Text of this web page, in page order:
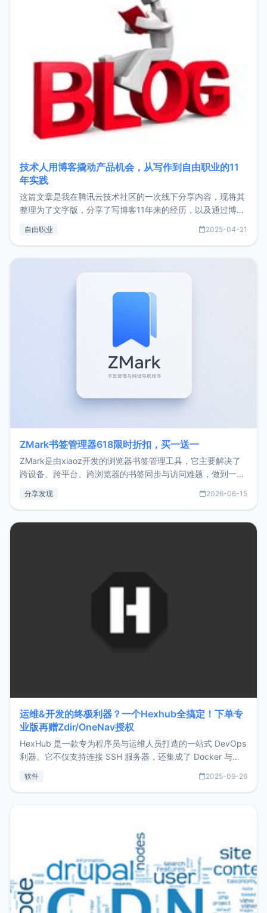
技术人用博客撬动产品机会，从写作到自由职业的11
年实践
这篇文章是我在腾讯云技术社区的一次线下分享内容，现将其
整理为了文字版，分享了写博客11年来的经历，以及通过博客
了我的首个产品ImgURL的真实数据和产品现状。自我介绍大
自由职业 2025-04-21
ZMark书签管理器618限时折扣，买一送一
ZMark是由xiaoz开发的浏览器书签管理工具，它主要解决了
跨设备、跨平台、跨浏览器的书签同步与访问难题，做到一处
用，让管理更高效。ZMark官网地址：
分享发现 2026-06-15
运维&开发的终极利器？一个Hexhub全搞定！下单专
业版再赠Zdir/OneNav授权
HexHub 是一款专为程序员与运维人员打造的一站式 DevOps
利器。它不仅支持连接 SSH 服务器，还集成了 Docker 与常
件间频繁切换，仅凭 HexHub 即可同时搞定运维与数据库操
软件 2025-09-26